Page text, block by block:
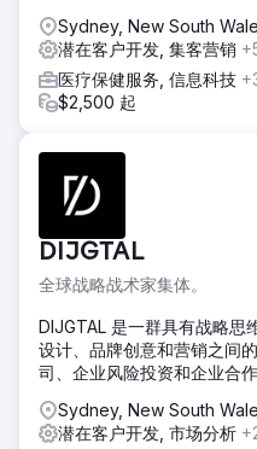
Sydney, New South
潜在客户开发, 集客营销
医疗保健服务, 信息科技
$2,500 起
DIJGTAL
全球战略战术家集体。
DIJGTAL 是一群具有战略思
设计、品牌创意和营销之间
司、企业风险投资和企业合
Sydney, New South
潜在客户开发, 市场分析